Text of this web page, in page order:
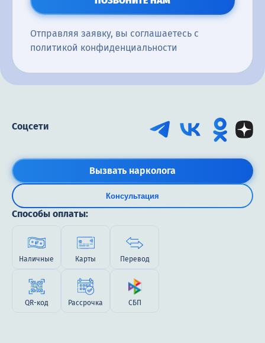
Нарколог
Консультация нарколога
Детоксикация
Детоксикация УБОД
Капельница от наркотиков
Лечение от спайса
Лечение токсикомании
Лечение в стационаре
Отправляя заявку, вы соглашаетесь с
политикой конфиденциальности
Соцсети
Вызвать нарколога
Консультация
Способы оплаты:
Наличные Карты Перевод
QR-код Рассрочка СБП